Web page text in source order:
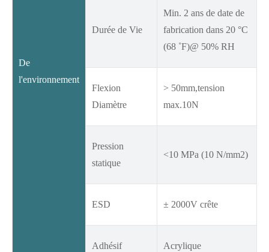
De
l'environnement
Durée de Vie
Min. 2 ans de date de
fabrication dans 20 °C
(68 ˚F)@ 50% RH
Flexion
Diamètre
> 50mm,tension
max.10N
Pression
statique
<10 MPa (10 N/mm2)
ESD ± 2000V crête
Adhésif Acrylique